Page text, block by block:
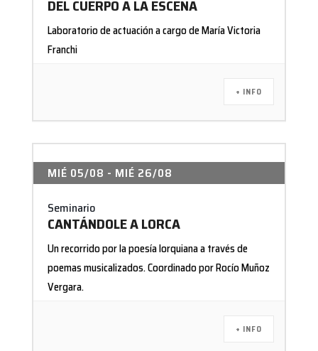
DEL CUERPO A LA ESCENA
Laboratorio de actuación a cargo de María Victoria
Franchi
+ INFO
MIÉ 05/08 - MIÉ 26/08
Seminario
CANTÁNDOLE A LORCA
Un recorrido por la poesía lorquiana a través de
poemas musicalizados. Coordinado por Rocío Muñoz
Vergara.
+ INFO